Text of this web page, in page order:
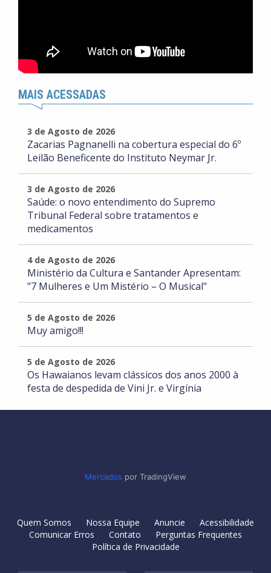
MAIS ACESSADAS
3 de Agosto de 2026
Zacarias Pagnanelli na cobertura especial do 6º
Leilão Beneficente do Instituto Neymar Jr.
3 de Agosto de 2026
Saúde: o novo entendimento do Supremo
Tribunal Federal sobre tratamentos e
medicamentos
4 de Agosto de 2026
Ministério da Cultura e Santander Apresentam:
"7 Mulheres e Um Mistério – O Musical"
5 de Agosto de 2026
Muy amigo!!!
5 de Agosto de 2026
Os Hawaianos levam clássicos dos anos 2000 à
festa de despedida de Vini Jr. e Virgínia
Mercados por TradingView
Quem Somos Nossa Equipe Anuncie
Acessibilidade
Comunicar Erros
Contato
Perguntas Frequentes
Política de Privacidade